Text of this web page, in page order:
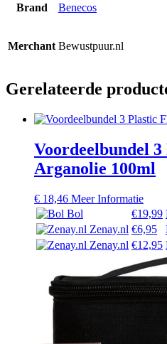
Brand Benecos
Merchant Bewustpuur.nl
Gerelateerde
Voordeelbundel 3
Arganolie 100ml
€ 18,46 Meer Informatie
Bol
€19,99
Zenay.nl €6,95
Zenay.nl €12,95